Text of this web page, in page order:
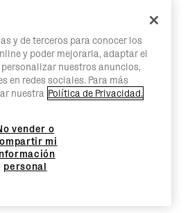
y de terceros para conocer los
y poder mejorarla, adaptar el
nuestros anuncios,
en redes sociales. Para más
nuestra Política de Privacidad.
vender o
mi
personal